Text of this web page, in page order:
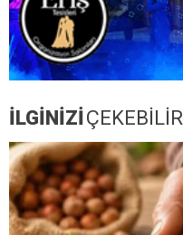
İLGİNİZİÇEKEBİLİR